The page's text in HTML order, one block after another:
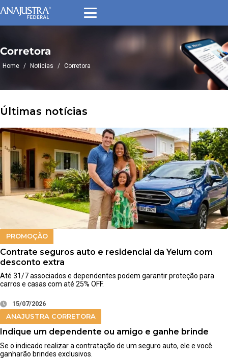
Corretora
Home / Notícias / Corretora
Últimas notícias
ANAJUSTRA CORRETORA
Indique um dependente ou amigo e ganhe brinde
Se o indicado realizar a contratação de um seguro auto, ele e você
ganharão brindes exclusivos.
PROMOÇÃO
Contrate seguros auto e residencial da Yelum com
desconto extra
Até 31/7 associados e dependentes podem garantir proteção para
carros e casas com até 25% OFF.
15/07/2026